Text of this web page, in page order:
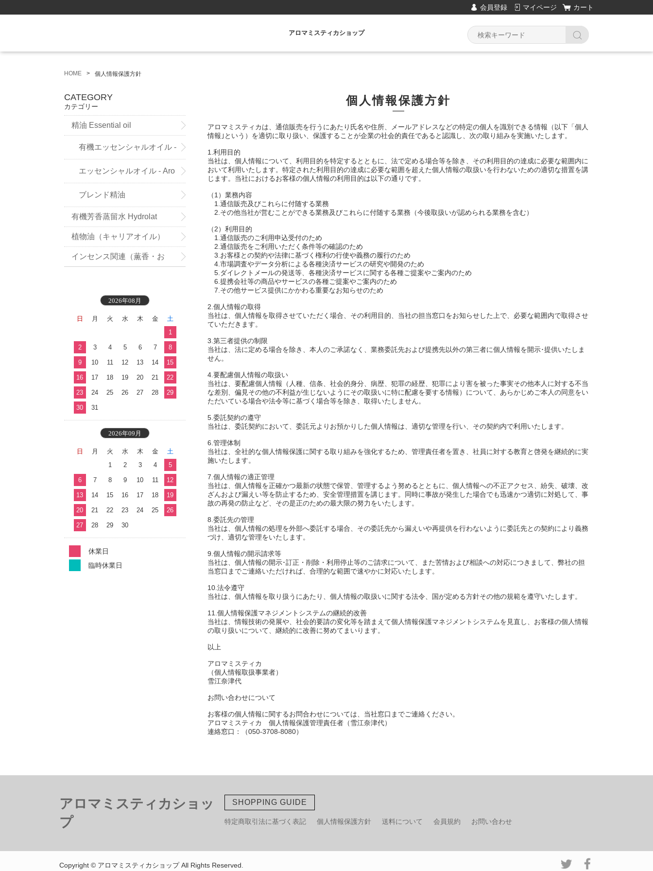
会員登録 マイページ カート
アロマミスティカショップ
HOME 個人情報保護方針
個人情報保護方針
アロマミスティカは、通信販売を行うにあたり氏名や住所、メールアドレスなどの特定の個人を識別できる情報（以下「個人
情報｣という）を適切に取り扱い、保護することが企業の社会的責任であると認識し、次の取り組みを実施いたします。
1.利用目的
当社は、個人情報について、利用目的を特定するとともに、法で定める場合等を除き、その利用目的の達成に必要な範囲内に
おいて利用いたします。特定された利用目的の達成に必要な範囲を超えた個人情報の取扱いを行わないための適切な措置を講
じます。当社におけるお客様の個人情報の利用目的は以下の通りです。
（1）業務内容
1.通信販売及びこれらに付随する業務
2.その他当社が営むことができる業務及びこれらに付随する業務（今後取扱いが認められる業務を含む）
（2）利用目的
1.通信販売のご利用申込受付のため
2.通信販売をご利用いただく条件等の確認のため
3.お客様との契約や法律に基づく権利の行使や義務の履行のため
4.市場調査やデータ分析による各種決済サービスの研究や開発のため
5.ダイレクトメールの発送等、各種決済サービスに関する各種ご提案やご案内のため
6.提携会社等の商品やサービスの各種ご提案やご案内のため
7.その他サービス提供にかかわる重要なお知らせのため
2.個人情報の取得
当社は、個人情報を取得させていただく場合、その利用目的、当社の担当窓口をお知らせした上で、必要な範囲内で取得させ
ていただきます。
3.第三者提供の制限
当社は、法に定める場合を除き、本人のご承諾なく、業務委託先および提携先以外の第三者に個人情報を開示･提供いたしま
せん。
4.要配慮個人情報の取扱い
当社は、要配慮個人情報（人種、信条、社会的身分、病歴、犯罪の経歴、犯罪により害を被った事実その他本人に対する不当
な差別、偏見その他の不利益が生じないようにその取扱いに特に配慮を要する情報）について、あらかじめご本人の同意をい
ただいている場合や法令等に基づく場合等を除き、取得いたしません。
5.委託契約の遵守
当社は、委託契約において、委託元よりお預かりした個人情報は、適切な管理を行い、その契約内で利用いたします。
6.管理体制
当社は、全社的な個人情報保護に関する取り組みを強化するため、管理責任者を置き、社員に対する教育と啓発を継続的に実
施いたします。
7.個人情報の適正管理
当社は、個人情報を正確かつ最新の状態で保管、管理するよう努めるとともに、個人情報への不正アクセス、紛失、破壊、改
ざんおよび漏えい等を防止するため、安全管理措置を講じます。同時に事故が発生した場合でも迅速かつ適切に対処して、事
故の再発の防止など、その是正のための最大限の努力をいたします。
8.委託先の管理
当社は、個人情報の処理を外部へ委託する場合、その委託先から漏えいや再提供を行わないように委託先との契約により義務
づけ、適切な管理をいたします。
9.個人情報の開示請求等
当社は、個人情報の開示･訂正・削除・利用停止等のご請求について、また苦情および相談への対応につきまして、弊社の担
当窓口までご連絡いただければ、合理的な範囲で速やかに対応いたします。
10.法令遵守
当社は、個人情報を取り扱うにあたり、個人情報の取扱いに関する法令、国が定める方針その他の規範を遵守いたします。
11.個人情報保護マネジメントシステムの継続的改善
当社は、情報技術の発展や、社会的要請の変化等を踏まえて個人情報保護マネジメントシステムを見直し、お客様の個人情報
の取り扱いについて、継続的に改善に努めてまいります。
以上
アロマミスティカ
（個人情報取扱事業者）
雪江奈津代
お問い合わせについて
お客様の個人情報に関するお問合わせについては、当社窓口までご連絡ください。
アロマミスティカ 個人情報保護管理責任者（雪江奈津代）
連絡窓口：（050-3708-8080）
CATEGORY
カテゴリー
精油 Essential oil
有機エッセンシャルオイル -
Sensoleo -
エッセンシャルオイル - Aro
maland - (ドイツ薬局方準拠精
油）
ブレンド精油
有機芳香蒸留水 Hydrolat
植物油（キャリアオイル）
インセンス関連（薫香・お
2026年08月
日 月 火 水 木 金
土
1
2 3 4 5 6 7 8
9 10 11 12 13 14 15
16 17 18 19 20 21 22
23 24 25 26 27 28 29
30 31
2026年09月
日 月 火 水 木 金
土
1
2 3 4 5
6 7 8 9 10 11 12
13 14 15 16 17 18 19
20 21 22 23 24 25 26
27 28 29 30
休業日
臨時休業日
SHOPPING GUIDE
特定商取引法に基づく表記 個人情報保護方針 送料について 会員規約 お問い合わせ
アロマミスティカショッ
プ
Copyright © アロマミスティカショップ All Rights Reserved.